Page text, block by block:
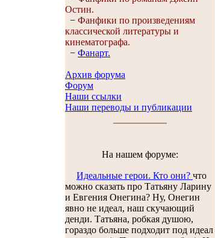
Остин.
− Фанфики по произведениям
классической литературы и
кинематографа.
− Фанарт.
Архив форума
Форум
Наши ссылки
Наши переводы и публикации
На нашем форуме:
Идеальные герои. Кто они? что
можно сказать про Татьяну Ларину
и Евгения Онегина? Ну, Онегин
явно не идеал, наш скучающий
денди. Татьяна, робкая душою,
гораздо больше подходит под идеал